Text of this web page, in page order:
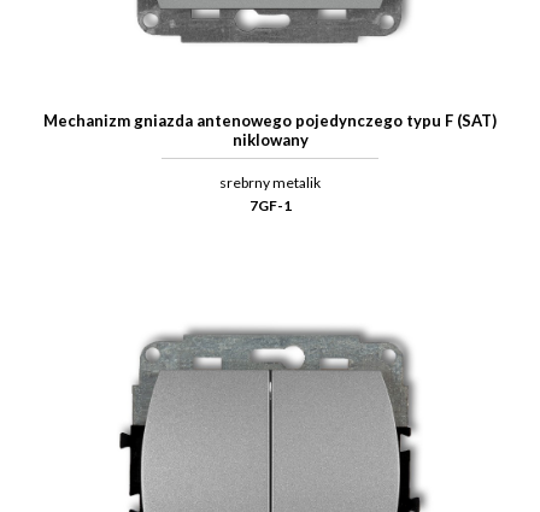
Mechanizm gniazda antenowego pojedynczego typu F (SAT)
niklowany
srebrny metalik
7GF-1